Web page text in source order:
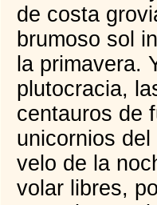
de costa
brumoso sol
la primavera.
plutocracia,
centauros de
unicornios
velo de la
volar libres,